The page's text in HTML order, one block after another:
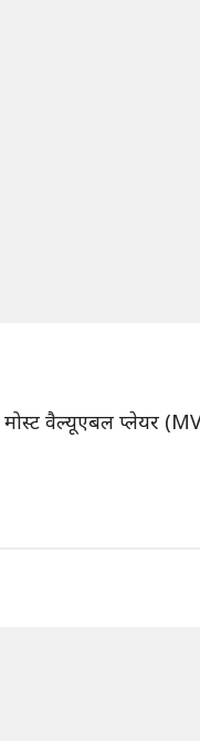
वैल्यूएबल प्लेयर